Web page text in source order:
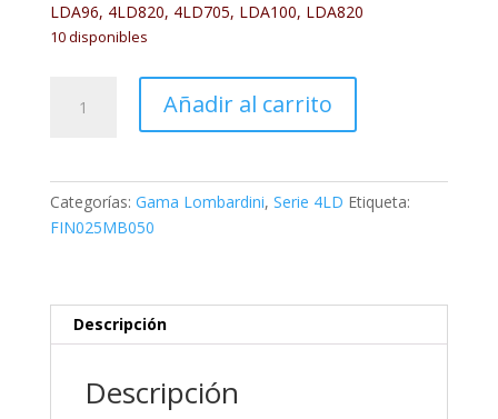
LDA96, 4LD820, 4LD705, LDA100, LDA820
10 disponibles
cantidad
Añadir al carrito
Categorías: Gama Lombardini, Serie 4LD Etiqueta:
FIN025MB050
Descripción
Descripción